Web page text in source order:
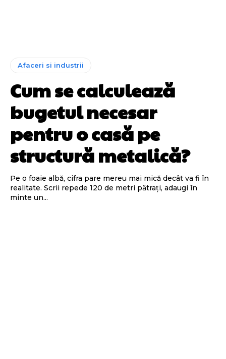
Afaceri si industrii
Cum se calculează
bugetul necesar
pentru o casă pe
structură metalică?
Pe o foaie albă, cifra pare mereu mai mică decât va fi în
realitate. Scrii repede 120 de metri pătrați, adaugi în
minte un...